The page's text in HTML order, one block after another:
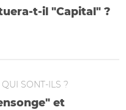
t-il "Capital" ?
SONT-ILS ?
et